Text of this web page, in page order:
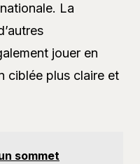
La
jouer en
ciblée plus claire et
sommet